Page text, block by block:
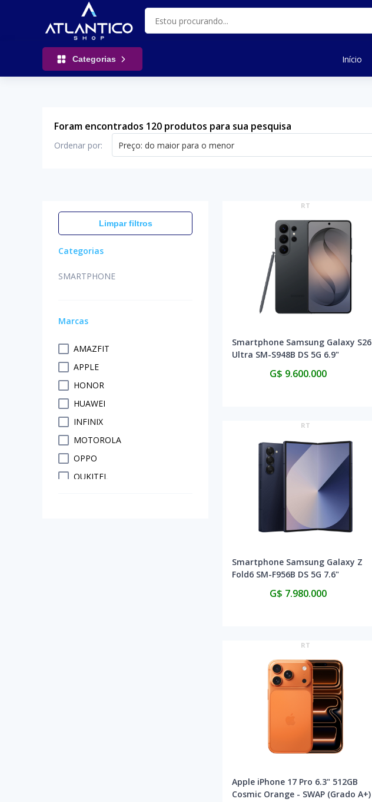
Categorias Início
Foram encontrados 120 produtos para sua pesquisa
Ordenar por: Preço: do maior para o menor
Limpar filtros
Categorias
SMARTPHONE
Marcas
AMAZFIT
APPLE
HONOR
HUAWEI
INFINIX
MOTOROLA
OPPO
OUKITEL
RT
Smartphone Samsung Galaxy S26
Ultra SM-S948B DS 5G 6.9"
G$ 9.600.000
RT
Smartphone Samsung Galaxy Z
Fold6 SM-F956B DS 5G 7.6"
G$ 7.980.000
RT
Apple iPhone 17 Pro 6.3" 512GB
Cosmic Orange - SWAP (Grado A+)